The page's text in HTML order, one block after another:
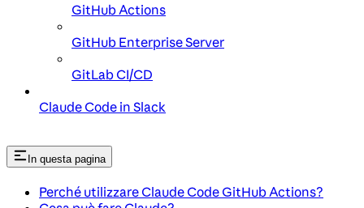
GitHub Actions
GitHub Enterprise Server
GitLab CI/CD
Claude Code in Slack
In questa pagina
Perché utilizzare Claude Code GitHub Actions?